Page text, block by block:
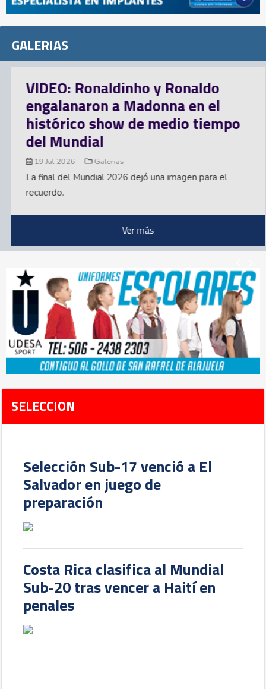
GALERIAS
Ronaldinho y Ronaldo
a Madonna en el
show de medio tiempo
Mundial
Jul 2026 Galerias
final del Mundial 2026 dejó una imagen para el
SELECCION
Selección Sub-17 venció a El
Salvador en juego de
preparación
Costa Rica clasifica al Mundial
Sub-20 tras vencer a Haití en
penales